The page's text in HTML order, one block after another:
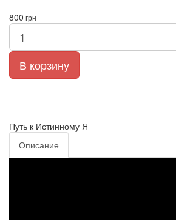
800 грн
В корзину
Путь к Истинному Я
Описание